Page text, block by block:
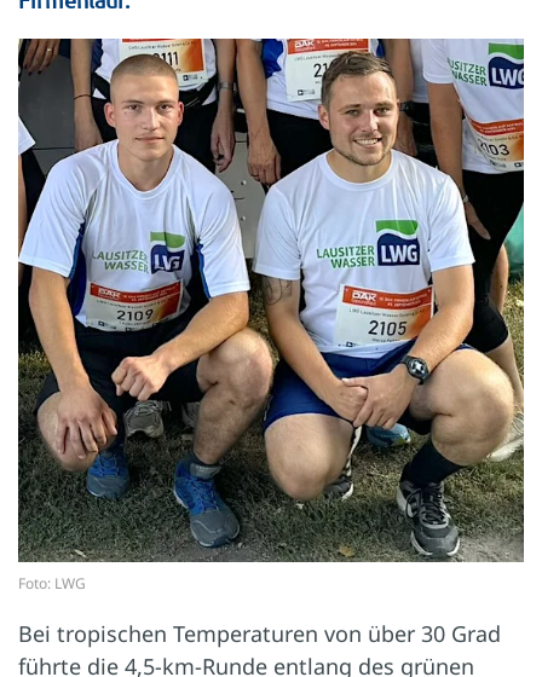
Foto: LWG
Bei tropischen Temperaturen von über 30 Grad
führte die 4,5-km-Runde entlang des grünen